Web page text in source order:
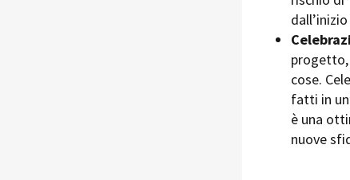
cose.
fatti in
è una
nuove